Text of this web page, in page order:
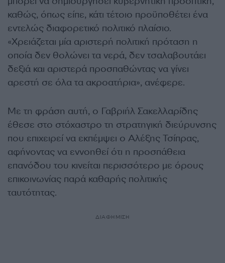
καθώς, όπως είπε, κάτι τέτοιο προϋποθέτει ένα
εντελώς διαφορετικό πολιτικό πλαίσιο.
«Χρειάζεται μία αριστερή πολιτική πρόταση η
οποία δεν θολώνει τα νερά, δεν τσαλαβουτάει
δεξιά και αριστερά προσπαθώντας να γίνει
αρεστή σε όλα τα ακροατήρια», ανέφερε.
Με τη φράση αυτή, ο Γαβριήλ Σακελλαρίδης
έθεσε στο στόχαστρο τη στρατηγική διεύρυνσης
που επιχειρεί να εκπέμψει ο Αλέξης Τσίπρας,
αφήνοντας να εννοηθεί ότι η προσπάθεια
επανόδου του κινείται περισσότερο με όρους
επικοινωνίας παρά καθαρής πολιτικής
ταυτότητας.
ΔΙΑΦΗΜΙΣΗ